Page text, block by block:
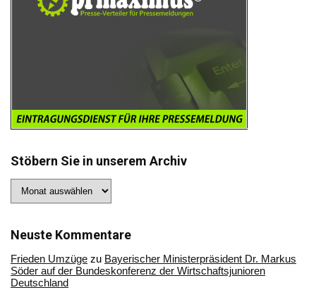
Stöbern Sie in unserem Archiv
Sie
Archiv
Neuste Kommentare
Frieden Umzüge zu Bayerischer Ministerpräsident Dr. Markus
Söder auf der Bundeskonferenz der Wirtschaftsjunioren
Deutschland